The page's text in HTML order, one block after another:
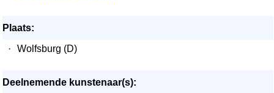
Plaats:
·
Wolfsburg (D)
Deelnemende kunstenaar(s):